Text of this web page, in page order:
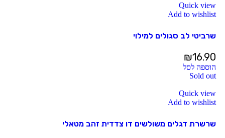
Quick view
Add to wishlist
שרביטי לב סגולים למילוי
₪16.90
הוספה לסל
Sold out
Quick view
Add to wishlist
שרשרת דגלים משולשים דו צדדית זהב מטאלי